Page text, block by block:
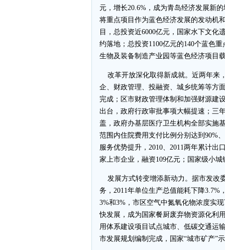
元，增长20.6%，成为青岛经济发展新
将重点项目作为蓝色经济发展的发动机
目，总投资近6000亿元，国家水下文化
约落地；总投资1100亿元的140个蓝色
生物及装备制造产业园等蓝色经济项目
改革开放深化取得新成就。近两年来
企、财政管理、投融资、城乡统筹等方
完成；区市财政管理体制和加强财源建
出台，政府行政审批事项大幅提速；三
盖，政府办基层医疗卫生机构全部实施
范围内住院费用支付比例分别达到90%
服务优势提升，2010、2011两年累计出
家上市企业，融资109亿元；国家级小
发展方式转变增添新动力。据市发改
务，2011年单位生产总值能耗下降
3%和3%，市区空气中氮氧化物浓度实
快发展，成为国家餐厨废弃物资源化利
用体系建设项目试点城市、低碳交通运
市发展规划编制完成，国家“城市矿产”